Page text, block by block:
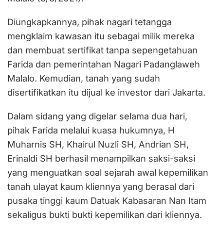
Diungkapkannya, pihak nagari tetangga
mengklaim kawasan itu sebagai milik mereka
dan membuat sertifikat tanpa sepengetahuan
Farida dan pemerintahan Nagari Padanglaweh
Malalo. Kemudian, tanah yang sudah
disertifikatkan itu dijual ke investor dari Jakarta.
Dalam sidang yang digelar selama dua hari,
pihak Farida melalui kuasa hukumnya, H
Muharnis SH, Khairul Nuzli SH, Andrian SH,
Erinaldi SH berhasil menampilkan saksi-saksi
yang menguatkan soal sejarah awal kepemilikan
tanah ulayat kaum kliennya yang berasal dari
pusaka tinggi kaum Datuak Kabasaran Nan Itam
sekaligus bukti bukti kepemilikan dari kliennya.